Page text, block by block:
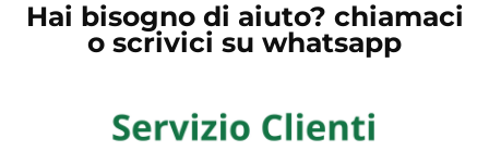
Hai bisogno di aiuto? chiamaci
o scrivici su whatsapp